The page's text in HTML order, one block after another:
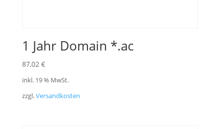
1 Jahr Domain *.ac
87,02 €
inkl. 19 % MwSt.
zzgl.Versandkosten